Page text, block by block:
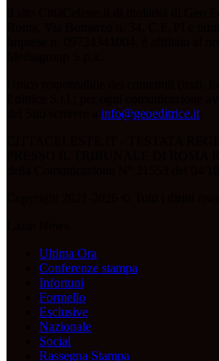
info@geoeditrice.it
Ultima Ora
Conferenze stampa
Infortuni
Formello
Esclusive
Nazionale
Social
Rassegna Stampa